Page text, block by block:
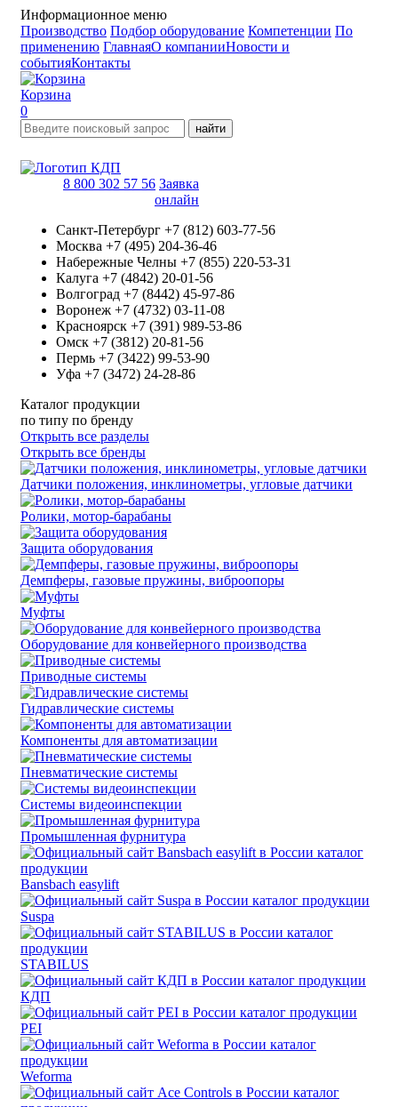
Информационное меню
Производство Подбор оборудование Компетенции По
применению ГлавнаяО компанииНовости и
событияКонтакты
Корзина
0
найти
8 800 302 57 56 Заявка
онлайн
Санкт-Петербург +7 (812) 603-77-56
Москва +7 (495) 204-36-46
Набережные Челны +7 (855) 220-53-31
Калуга +7 (4842) 20-01-56
Волгоград +7 (8442) 45-97-86
Воронеж +7 (4732) 03-11-08
Красноярск +7 (391) 989-53-86
Омск +7 (3812) 20-81-56
Пермь +7 (3422) 99-53-90
Уфа +7 (3472) 24-28-86
Каталог продукции
по типу по бренду
Открыть все разделы
Открыть все бренды
Датчики положения, инклинометры, угловые датчики
Ролики, мотор-барабаны
Защита оборудования
Демпферы, газовые пружины, виброопоры
Муфты
Оборудование для конвейерного производства
Приводные системы
Гидравлические системы
Компоненты для автоматизации
Пневматические системы
Системы видеоинспекции
Промышленная фурнитура
Bansbach easylift
Suspa
STABILUS
КДП
PEI
Weforma